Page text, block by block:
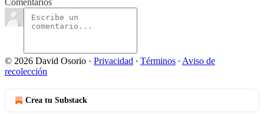
Comentarios
© 2026 David Osorio · Privacidad ∙ Términos ∙ Aviso de
recolección
Crea tu Substack